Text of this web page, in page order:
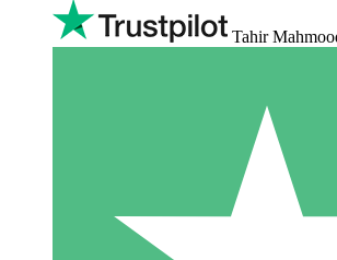
Tahir